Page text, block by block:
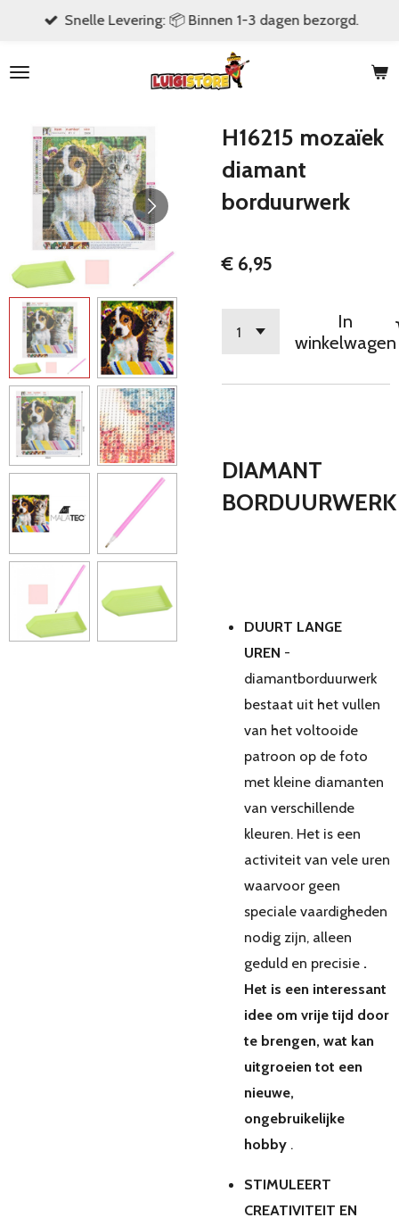
naar
hoofdinhoud
Snelle Levering: 📦 Binnen 1-3 dagen bezorgd.
H16215 mozaïek
diamant
borduurwerk
€ 6,95
In
winkelwagen
DIAMANT
BORDUURWERK
DUURT LANGE
UREN -
diamantborduurwerk
bestaat uit het vullen
van het voltooide
patroon op de foto
met kleine diamanten
van verschillende
kleuren. Het is een
activiteit van vele uren
waarvoor geen
speciale vaardigheden
nodig zijn, alleen
geduld en precisie .
Het is een interessant
idee om vrije tijd door
te brengen, wat kan
uitgroeien tot een
nieuwe,
ongebruikelijke
hobby .
STIMULEERT
CREATIVITEIT EN